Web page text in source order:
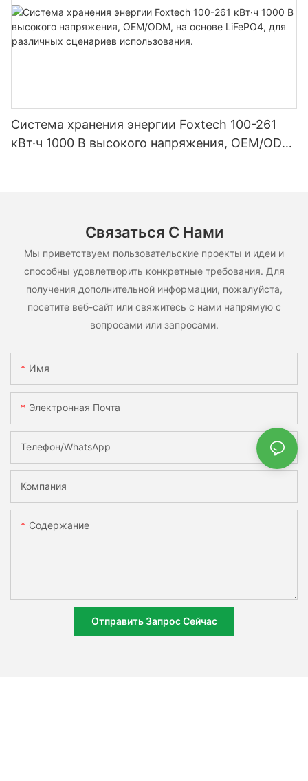
Система хранения энергии Foxtech 100-261
кВт·ч 1000 В высокого напряжения, OEM/ODM,
Связаться С Нами
Мы приветствуем пользовательские проекты и идеи и
способны удовлетворить конкретные требования. Для
получения дополнительной информации, пожалуйста,
посетите веб-сайт или свяжитесь с нами напрямую с
вопросами или запросами.
Имя
Электронная Почта
Телефон/WhatsApp
Компания
Содержание
Отправить Запрос Сейчас